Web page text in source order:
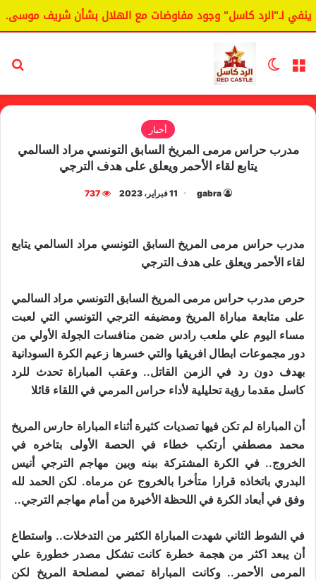
لـ"الرد كاسل" وجود مفاوضات مع الهلال بشأن شريف موسى.
القائمة الوضع المظلم
أخبار
مدرب حراس مرمى المريخ السابق التونسي مراد السالمي
يتابع لقاء الأحمر ويعلق على هدف الترجي
gabra 11 فبراير، 2023 737
مدرب حراس مرمى المريخ السابق التونسي مراد السالمي يتابع
لقاء الأحمر ويعلق على هدف الترجي
حرص مدرب حراس مرمى المريخ السابق التونسي مراد السالمي
على متابعة مباراة المريخ ومضيفه الترجي التونسي التي لعبت
مساء اليوم علي ملعب رادس ضمن منافسات الجولة الأولي من
دور مجموعات ابطال افريقيا والتي خسرها زعيم الكرة السودانية
بهدف دون رد في الزمن القاتل.. وعقب المباراة تحدث للرد
كاسل مقدما رؤية تحليلية لأداء حراس المرمي في اللقاء قائلا
أن المباراة لم تكن فيها تصديات كثيرة أثناء المباراة حارس المريخ
محمد مصطفي أرتكب خطاء في الحصة الأولى بتاخره في
الخروج.. في الكرة المشتركة بينه وبين مهاجم الترجي أنيس
البدري باتخاذه قرارا متأخرا بالخروج عن مرماه. لكن الحمد لله
وفق في أبعاد الكرة في اللحظة الأخيرة من أمام مهاجم الترجي..
في الشوط الثاني شهدت المباراة الكثير من التدخلات.. واستطاع
أن يبعد اكثر من هجمة خطرة كانت تشكل مصدر خطورة علي
المرمى الأحمر.. وكانت المباراة تمضي لمصلحة المريخ لكن